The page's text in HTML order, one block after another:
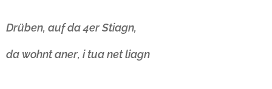
Drüben, auf da 4er Stiagn,
da wohnt aner, i tua net liagn